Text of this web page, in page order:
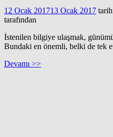
12 Ocak 201713 Ocak 2017
tarafından
İstenilen bilgiye ulaşmak,
Bundaki en önemli, belki de tek
Devamı >>